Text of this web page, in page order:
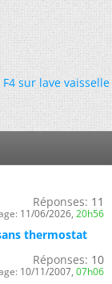
F4 sur lave vaisselle
Réponses: 11
11/06/2026, 20h56
thermostat
Réponses: 10
10/11/2007, 07h06